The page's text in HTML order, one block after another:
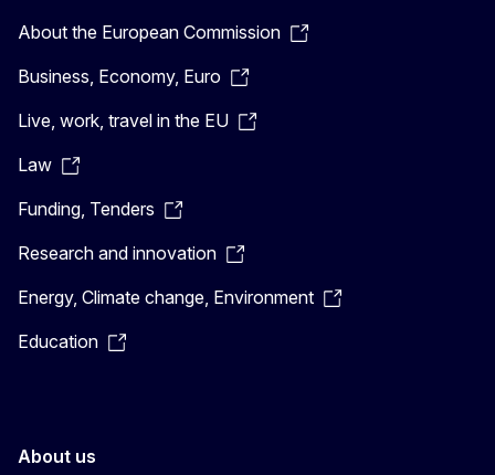
About the European Commission
Business, Economy, Euro
Live, work, travel in the EU
Law
Funding, Tenders
Research and innovation
Energy, Climate change, Environment
Education
About us